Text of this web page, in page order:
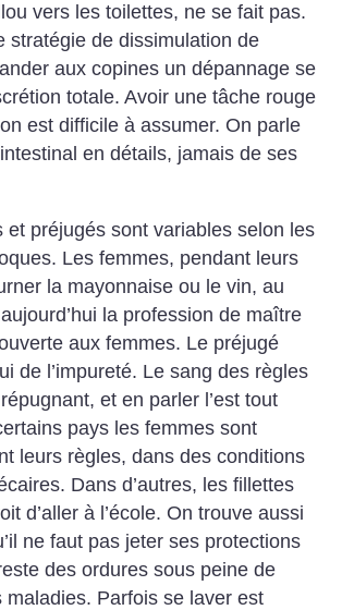
vers les toilettes, ne se fait pas.
stratégie de dissimulation de
aux copines un dépannage se
totale. Avoir une tâche rouge
est difficile à assumer. On parle
en détails, jamais de ses
et préjugés sont variables selon les
Les femmes, pendant leurs
la mayonnaise ou le vin, au
la profession de maître
aux femmes. Le préjugé
de l’impureté. Le sang des règles
et en parler l’est tout
pays les femmes sont
leurs règles, dans des conditions
Dans d’autres, les fillettes
d’aller à l’école. On trouve aussi
ne faut pas jeter ses protections
des ordures sous peine de
maladies. Parfois se laver est